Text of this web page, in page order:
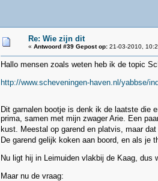
Re: Wie zijn dit
« Antwoord #39 Gepost op:21-03-2010,
Hallo mensen zoals weten heb ik de topic
http://www.scheveningen-haven.nl/yabbse/
Dit garnalen bootje is denk ik de laatste die
prima, samen met mijn zwager Arie. Een
kust. Meestal op garend en platvis, maar
De garend gelijk koken aan boord, en als je
Nu ligt hij in Leimuiden vlakbij de Kaag, dus
Maar nu de vraag: